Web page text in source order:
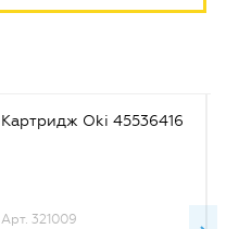
Картридж Oki 45536416
Арт. 321009